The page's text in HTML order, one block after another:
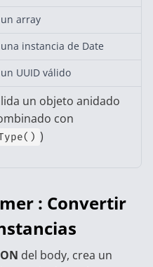
un array
una instancia de Date
un UUID válido
un objeto anidado
con
)
: Convertir
del body, crea un